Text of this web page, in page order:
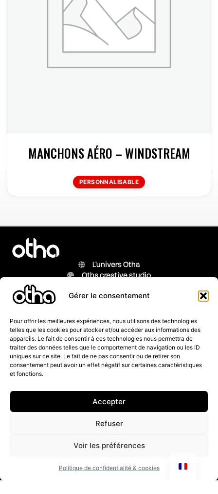
Gérer le consentement
Pour offrir les meilleures expériences, nous utilisons des technologies
telles que les cookies pour stocker et/ou accéder aux informations des
appareils. Le fait de consentir à ces technologies nous permettra de
traiter des données telles que le comportement de navigation ou les ID
uniques sur ce site. Le fait de ne pas consentir ou de retirer son
consentement peut avoir un effet négatif sur certaines caractéristiques
et fonctions.
Accepter
Refuser
Voir les préférences
Politique de confidentialité & cookies
MANCHONS AÉRO – WINDSTREAM
PERSONNALISABLE
L'univers Otha
Otha creative studio
Contactez-nous
Mentions légales
Conditions générales de vente
Modalités de livraison
FAQ
REJOINS LA COMMUNEAUTÉ OTHA